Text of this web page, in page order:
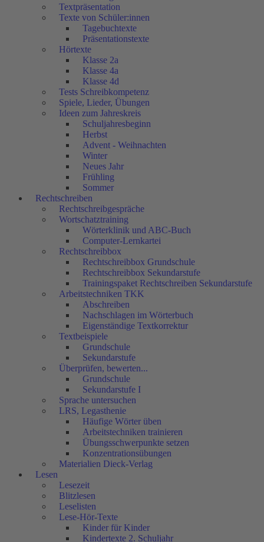
Textpräsentation
Texte von Schüler:innen
Tagebuchtexte
Präsentationstexte
Hörtexte
Klasse 2a
Klasse 4a
Klasse 4d
Tests Schreibkompetenz
Spiele, Lieder, Übungen
Ideen zum Jahreskreis
Schuljahresbeginn
Herbst
Advent - Weihnachten
Winter
Neues Jahr
Frühling
Sommer
Rechtschreiben
Rechtschreibgespräche
Wortschatztraining
Wörterklinik und ABC-Buch
Computer-Lernkartei
Rechtschreibbox
Rechtschreibbox Grundschule
Rechtschreibbox Sekundarstufe
Trainingspaket Rechtschreiben Sekundarstufe
Arbeitstechniken TKK
Abschreiben
Nachschlagen im Wörterbuch
Eigenständige Textkorrektur
Textbeispiele
Grundschule
Sekundarstufe
Überprüfen, bewerten...
Grundschule
Sekundarstufe I
Sprache untersuchen
LRS, Legasthenie
Häufige Wörter üben
Arbeitstechniken trainieren
Übungsschwerpunkte setzen
Konzentrationsübungen
Materialien Dieck-Verlag
Lesen
Lesezeit
Blitzlesen
Leselisten
Lese-Hör-Texte
Kinder für Kinder
Kindertexte 2. Schuljahr